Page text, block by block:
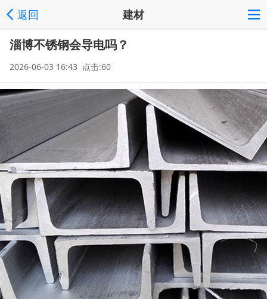
返回 建材
淄博不锈钢会导电吗？
2026-06-03 16:43 点击:60